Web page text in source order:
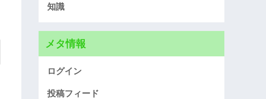
知識
メタ情報
ログイン
投稿フィード